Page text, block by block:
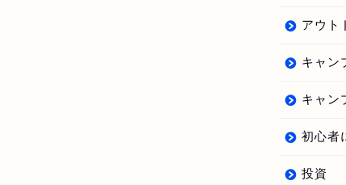
アウト
キャン
キャン
初心者
投資